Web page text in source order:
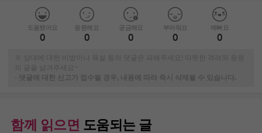
도움됐어요
0
응원해요
0
궁금해요
0
부러워요
0
예뻐요
0
※ 상대에 대한 비방이나 욕설 등의 댓글은 피해주세요! 따뜻한 격려와 응원
의 글을 남겨주세요~
-
댓글에 대한 신고가 접수될 경우, 내용에 따라 즉시 삭제될 수 있습니다.
함께 읽으면 도움되는 글